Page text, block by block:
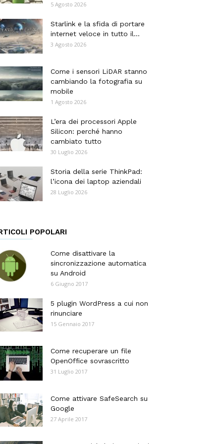
5 Agosto 2026
Starlink e la sfida di portare
internet veloce in tutto il...
3 Agosto 2026
Come i sensori LiDAR stanno
cambiando la fotografia su
mobile
1 Agosto 2026
L’era dei processori Apple
Silicon: perché hanno
cambiato tutto
30 Luglio 2026
Storia della serie ThinkPad:
l’icona dei laptop aziendali
28 Luglio 2026
POPOLARI
Come disattivare la
sincronizzazione automatica
su Android
6 Giugno 2017
5 plugin WordPress a cui non
rinunciare
15 Gennaio 2017
Come recuperare un file
OpenOffice sovrascritto
31 Luglio 2017
Come attivare SafeSearch su
Google
27 Aprile 2017